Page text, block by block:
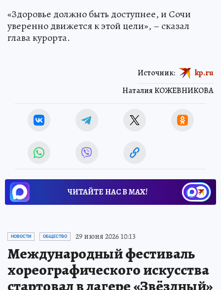
«Здоровье должно быть доступнее, и Сочи
уверенно движется к этой цели», – сказал
глава курорта.
Наталия КОЖЕВНИКОВА
Источник: kp.ru
ЧИТАЙТЕ НАС В МАХ!
НОВОСТИ ОБЩЕСТВО 29 июня 2026 10:13
Международный фестиваль
хореографического искусства